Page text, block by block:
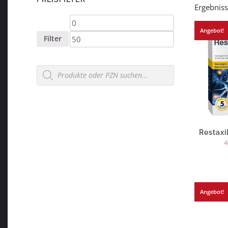
Angebot!
Angebot!
Min.
Preis
Filter
Products
search